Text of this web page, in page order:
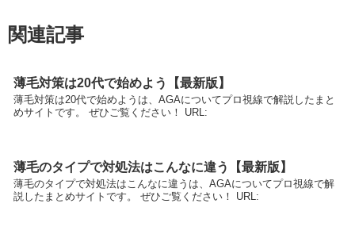
関連記事
薄毛対策は20代で始めよう【最新版】
薄毛対策は20代で始めようは、AGAについてプロ視線で解説したまと
めサイトです。 ぜひご覧ください！ URL:
薄毛のタイプで対処法はこんなに違う【最新版】
薄毛のタイプで対処法はこんなに違うは、AGAについてプロ視線で解
説したまとめサイトです。 ぜひご覧ください！ URL: